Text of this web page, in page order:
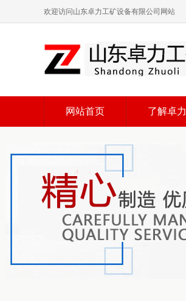
欢迎访问山东卓力工矿设备有限公司网站
网站首页 了解卓力